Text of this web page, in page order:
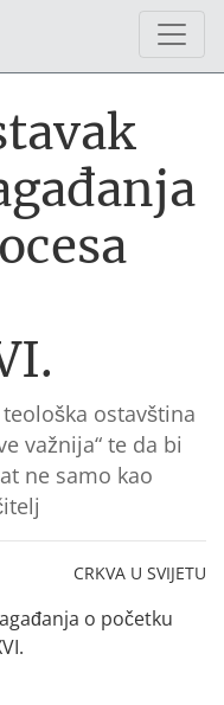
ostavština
važnija“ te da bi
ne samo kao
CRKVA U SVIJETU